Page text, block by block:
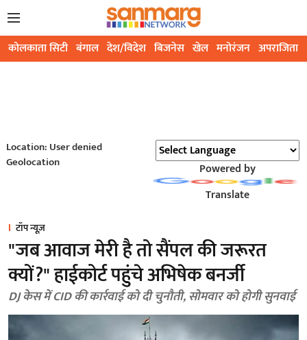
कोलकाता सिटी बंगाल देश/विदेश बिजनेस खेल मनोरंजन अपराजिता
Location: User denied
Geolocation
Powered by
Translate
टॉप न्यूज़
"जब आवाज मेरी है तो सैंपल की जरूरत
क्यों?" हाईकोर्ट पहुंचे अभिषेक बनर्जी
DJ केस में CID की कार्रवाई को दी चुनौती, सोमवार को होगी सुनवाई